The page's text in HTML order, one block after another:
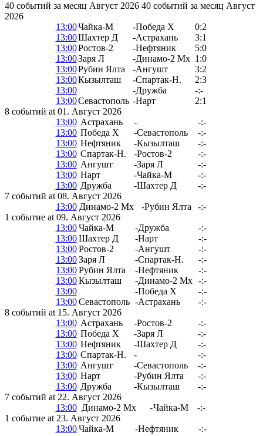
40 событий за месяц Август 2026 40 событий за месяц Август
2026
13:00Чайка-М -Победа Х
0:2
13:00Шахтер Д -Астрахань
3:1
13:00Ростов-2 -Нефтяник
5:0
13:00Заря Л -Динамо-2 Мх 1:0
13:00Рубин Ялта -Ангушт
3:2
13:00Кызылташ -Спартак-Н.
2:3
13:00
-Дружба
-:-
13:00Севастополь -Нарт
2:1
8 событий at 01. Август 2026
13:00 Астрахань -
-:-
13:00 Победа Х -Севастополь
-:-
13:00 Нефтяник -Кызылташ
-:-
13:00 Спартак-Н. -Ростов-2
-:-
13:00 Ангушт -Заря Л
-:-
13:00 Нарт -Чайка-М
-:-
13:00 Дружба -Шахтер Д
-:-
7 событий at 08. Август 2026
13:00 Динамо-2 Мх -Рубин Ялта
-:-
1 событие at 09. Август 2026
13:00 Чайка-М -Дружба
-:-
13:00 Шахтер Д -Нарт
-:-
13:00 Ростов-2 -Ангушт
-:-
13:00 Заря Л -Спартак-Н.
-:-
13:00 Рубин Ялта -Нефтяник
-:-
13:00 Кызылташ -Динамо-2 Мх
-:-
13:00
-Победа Х
-:-
13:00 Севастополь -Астрахань
-:-
8 событий at 15. Август 2026
13:00 Астрахань -Ростов-2
-:-
13:00 Победа Х -Заря Л
-:-
13:00 Нефтяник -Шахтер Д
-:-
13:00 Спартак-Н. -
-:-
13:00 Ангушт -Севастополь
-:-
13:00 Нарт -Рубин Ялта
-:-
13:00 Дружба -Кызылташ
-:-
7 событий at 22. Август 2026
13:00 Динамо-2 Мх -Чайка-М
-:-
1 событие at 23. Август 2026
13:00 Чайка-М -Нефтяник
-:-